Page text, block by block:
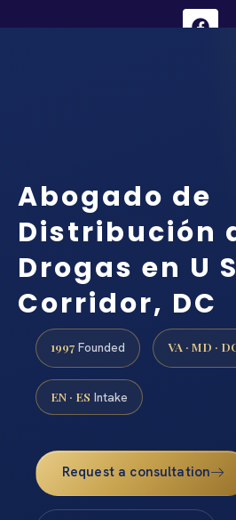
Abogado de
Distribución
Drogas en U
Corridor, DC
1997 Founded VA · MD ·
EN · ES Intake
Request a consultation